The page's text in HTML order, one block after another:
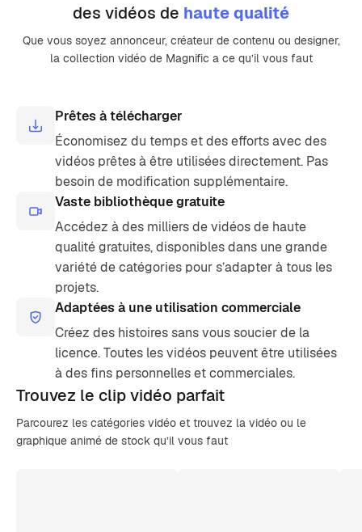
des vidéos de haute qualité
Que vous soyez annonceur, créateur de contenu ou designer,
la collection vidéo de Magnific a ce qu’il vous faut
Prêtes à télécharger
Économisez du temps et des efforts avec des
vidéos prêtes à être utilisées directement. Pas
besoin de modification supplémentaire.
Vaste bibliothèque gratuite
Accédez à des milliers de vidéos de haute
qualité gratuites, disponibles dans une grande
variété de catégories pour s’adapter à tous les
projets.
Adaptées à une utilisation commerciale
Créez des histoires sans vous soucier de la
licence. Toutes les vidéos peuvent être utilisées
à des fins personnelles et commerciales.
Trouvez le clipvidéo parfait
Parcourez les catégories vidéo et trouvez la vidéo ou le
graphique animé de stock qu’il vous faut